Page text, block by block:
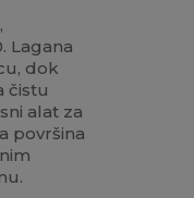
Lagana
dok
čistu
alat za
površina